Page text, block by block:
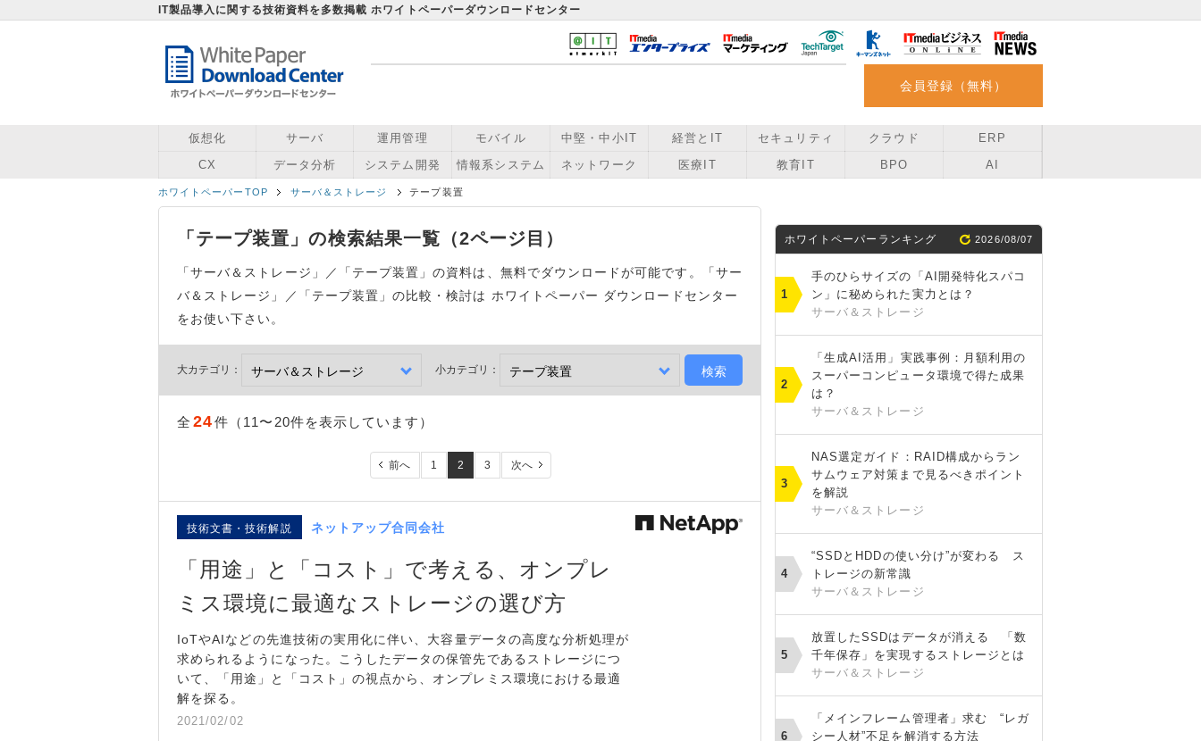
IT製品導入に関する技術資料を多数掲載 ホワイトペーパーダウンロードセンター
会員登録（無料）
仮想化 サーバ 運用管理 モバイル 中堅・中小IT 経営とIT セキュリティ クラウド
ERP
CX
データ分析 システム開発 情報系システム ネットワーク 医療IT 教育IT BPO AI
ホワイトペーパーTOP サーバ＆ストレージ テープ装置
「テープ装置」の検索結果一覧（2ページ目）
「サーバ＆ストレージ」／「テープ装置」の資料は、無料でダウンロードが可能です。「サー
バ＆ストレージ」／「テープ装置」の比較・検討は ホワイトペーパー ダウンロードセンター
をお使い下さい。
大カテゴリ： 小カテゴリ：
全 24件（11〜20件を表示しています）
前へ 1 2 3 次へ
技術文書・技術解説 ネットアップ合同会社
「用途」と「コスト」で考える、オンプレ
ミス環境に最適なストレージの選び方
IoTやAIなどの先進技術の実用化に伴い、大容量データの高度な分析処理が
求められるようになった。こうしたデータの保管先であるストレージにつ
いて、「用途」と「コスト」の視点から、オンプレミス環境における最適
解を探る。
2021/02/02
ホワイトペーパーランキング 2026/08/07
手のひらサイズの「AI開発特化スパコ
ン」に秘められた実力とは？
サーバ＆ストレージ
「生成AI活用」実践事例：月額利用の
スーパーコンピュータ環境で得た成果
は？
サーバ＆ストレージ
NAS選定ガイド：RAID構成からラン
サムウェア対策まで見るべきポイント
を解説
サーバ＆ストレージ
“SSDとHDDの使い分け”が変わる ス
トレージの新常識
サーバ＆ストレージ
放置したSSDはデータが消える 「数
千年保存」を実現するストレージとは
サーバ＆ストレージ
「メインフレーム管理者」求む “レガ
シー人材”不足を解消する方法